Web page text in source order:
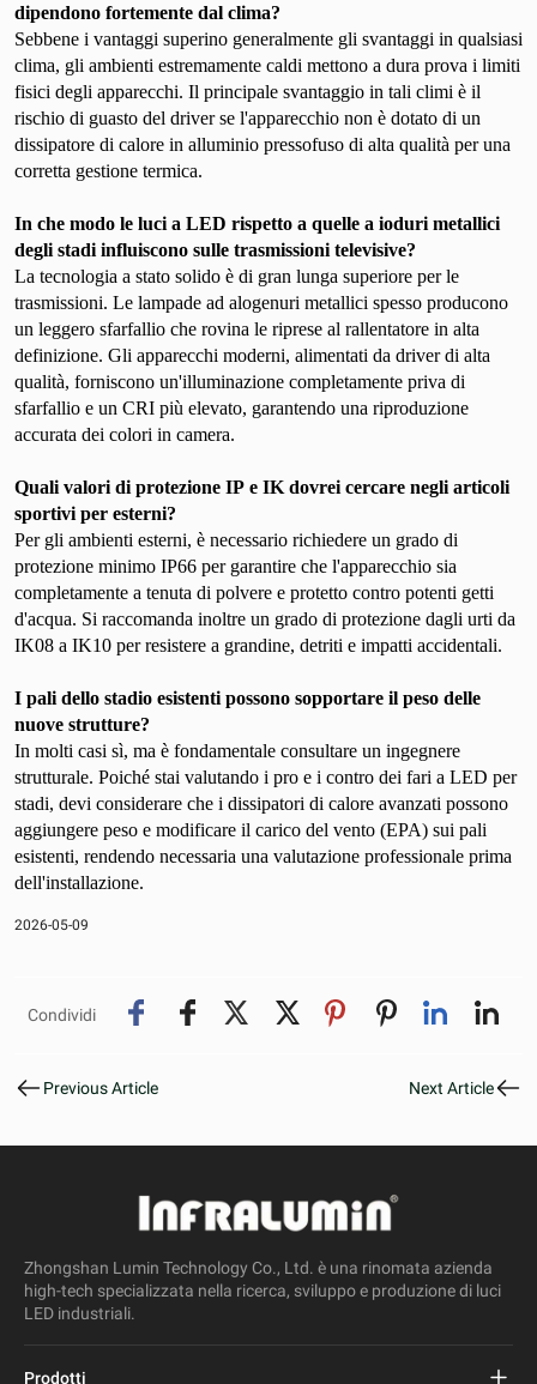
dipendono fortemente dal clima?
Sebbene i vantaggi superino generalmente gli svantaggi in qualsiasi
clima, gli ambienti estremamente caldi mettono a dura prova i limiti
fisici degli apparecchi. Il principale svantaggio in tali climi è il
rischio di guasto del driver se l'apparecchio non è dotato di un
dissipatore di calore in alluminio pressofuso di alta qualità per una
corretta gestione termica.
In che modo le luci a LED rispetto a quelle a ioduri metallici
degli stadi influiscono sulle trasmissioni televisive?
La tecnologia a stato solido è di gran lunga superiore per le
trasmissioni. Le lampade ad alogenuri metallici spesso producono
un leggero sfarfallio che rovina le riprese al rallentatore in alta
definizione. Gli apparecchi moderni, alimentati da driver di alta
qualità, forniscono un'illuminazione completamente priva di
sfarfallio e un CRI più elevato, garantendo una riproduzione
accurata dei colori in camera.
Quali valori di protezione IP e IK dovrei cercare negli articoli
sportivi per esterni?
Per gli ambienti esterni, è necessario richiedere un grado di
protezione minimo IP66 per garantire che l'apparecchio sia
completamente a tenuta di polvere e protetto contro potenti getti
d'acqua. Si raccomanda inoltre un grado di protezione dagli urti da
IK08 a IK10 per resistere a grandine, detriti e impatti accidentali.
I pali dello stadio esistenti possono sopportare il peso delle
nuove strutture?
In molti casi sì, ma è fondamentale consultare un ingegnere
strutturale. Poiché stai valutando i pro e i contro dei fari a LED per
stadi, devi considerare che i dissipatori di calore avanzati possono
aggiungere peso e modificare il carico del vento (EPA) sui pali
esistenti, rendendo necessaria una valutazione professionale prima
dell'installazione.
2026-05-09
Condividi
Previous Article Next Article
Zhongshan Lumin Technology Co., Ltd. è una rinomata azienda
high-tech specializzata nella ricerca, sviluppo e produzione di luci
LED industriali.
Prodotti